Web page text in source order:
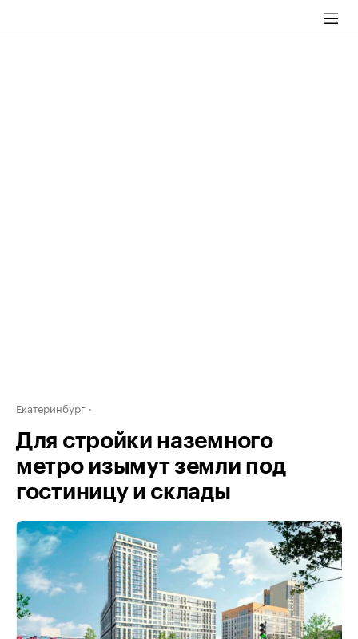
Екатеринбург
Для стройки наземного
метро изымут земли под
гостиницу и склады